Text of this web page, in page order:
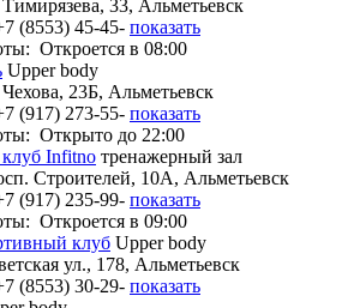
Тимирязева, 33, Альметьевск
(8553) 45-45- показать
Откроется в 08:00
Upper body
23Б, Альметьевск
(917) 273-55- показать
Открыто до 22:00
Infitno тренажерный зал
Строителей, 10А, Альметьевск
(917) 235-99- показать
Откроется в 09:00
клуб Upper body
ул., 178, Альметьевск
(8553) 30-29- показать